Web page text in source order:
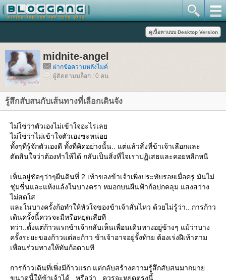
midnite-angel
ฝากข้อความหลังไมค์
ผู้ติดตามบล็อก : 0 คน
รู้สึกสับสนกับเส้นทางที่เลือกเดินจัง
ไม่ใช่ว่าตัวเองไม่เข้าใจอะไรเล
ไม่ใช่ว่าไม่เข้าใจตัวเองซะหน่อ
ทั้งๆที่รู้จักตัวเองดี ทั้งที่คิดอย่างนั้น.. แต่แล้วสิ่งที่ข้าเจ้าเลือกและ
ตัดสินใจว่าต้องทำให้ได้ กลับเป็นสิ่งที่ใจเราปฏิเสธและคอยหลีกหนี
เห็นอยู่ชัดๆว่าๆผืนดินที่ 2 เท้าของข้าเจ้าเพิ่งประทับรอยเมื่อครู่ มันไม่
ชุ่มชื่นและแห้งแล้งในบางครา หมอกบนผืนฟ้าก้อปกคลุม แสงสว่าง
ไม่สดใส
ละในบางครั้งก้อทำให้หัวใจของข้าเจ้าสั่นไหว ด้วยไม่รู้ว่า.. การก้าว
เดินครั้งนี้ควรจะมีหรือหยุดเสียที
ทว่า..ตั้งแต่ก้าวแรกข้าเจ้ากลับเห็นเพื่อนเดินทางอยู่ข้างๆ แม้ว่าบาง
ครั้งระยะของก้าวแต่ละก้าว ข้าเจ้าอาจอยู่รั้งท้าย ต้องเร่งฝีเท้าตาม
เพื่อนร่วมทางให้ทันก้อตามที
การก้าวเดินที่เพิ่งมีก้าวแรก แต่กลับสร้างความรู้สึกสับสนมากมา
ขนาดนี้ให้ข้าเจ้าได้ ..หรือว่า.. ควรจะหยุดตรงนี้